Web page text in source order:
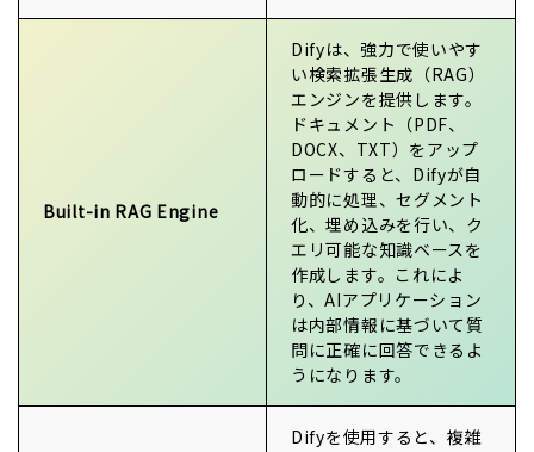
Built-in RAG Engine
Difyは、強力で使いやす
い検索拡張生成（RAG）
エンジンを提供します。
ドキュメント（PDF、
DOCX、TXT）をアップ
ロードすると、Difyが自
動的に処理、セグメント
化、埋め込みを行い、ク
エリ可能な知識ベースを
作成します。これによ
り、AIアプリケーション
は内部情報に基づいて質
問に正確に回答できるよ
うになります。
Difyを使用すると、複雑